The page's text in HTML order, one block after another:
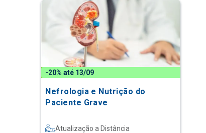
-20% até 13/09
Nefrologia e Nutrição do
Paciente Grave
Atualização a Distância